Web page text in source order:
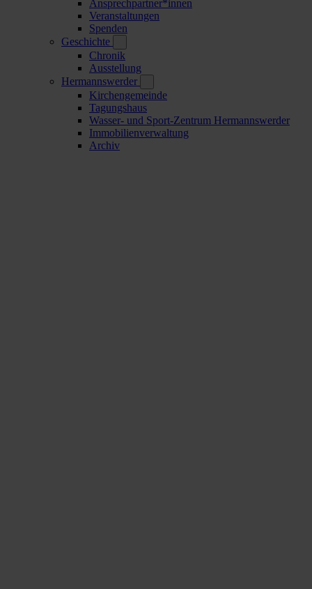
Ansprechpartner*innen
Veranstaltungen
Spenden
Geschichte
Chronik
Ausstellung
Hermannswerder
Kirchengemeinde
Tagungshaus
Wasser- und Sport-Zentrum Hermannswerder
Immobilienverwaltung
Archiv